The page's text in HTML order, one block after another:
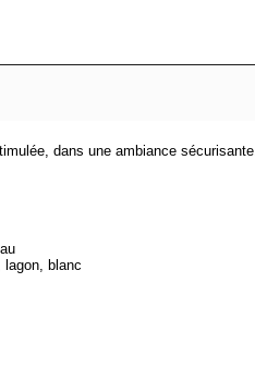
dans une ambiance sécurisante.
blanc